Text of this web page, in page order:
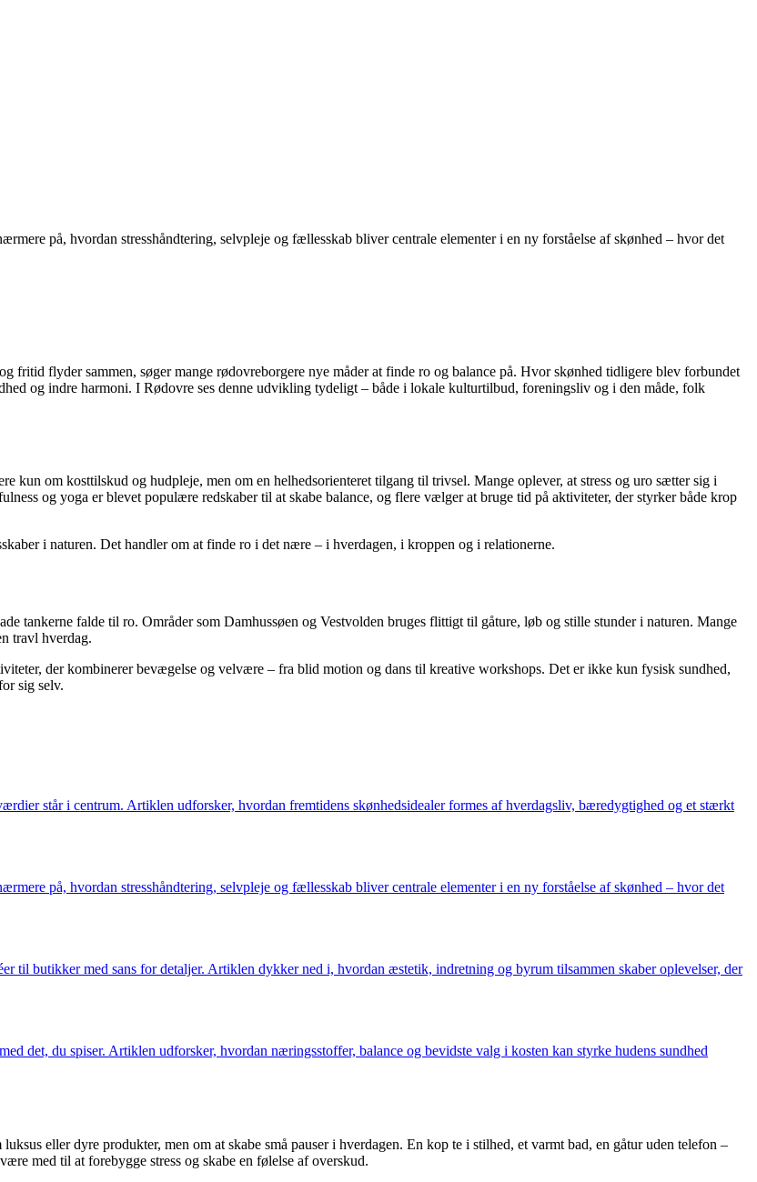
på, hvordan stresshåndtering, selvpleje og fællesskab bliver centrale elementer i en ny forståelse af skønhed – hvor det
fritid flyder sammen, søger mange rødovreborgere nye måder at finde ro og balance på. Hvor skønhed tidligere blev forbundet
og indre harmoni. I Rødovre ses denne udvikling tydeligt – både i lokale kulturtilbud, foreningsliv og i den måde, folk
kun om kosttilskud og hudpleje, men om en helhedsorienteret tilgang til trivsel. Mange oplever, at stress og uro sætter sig i
og yoga er blevet populære redskaber til at skabe balance, og flere vælger at bruge tid på aktiviteter, der styrker både krop
i naturen. Det handler om at finde ro i det nære – i hverdagen, i kroppen og i relationerne.
tankerne falde til ro. Områder som Damhussøen og Vestvolden bruges flittigt til gåture, løb og stille stunder i naturen. Mange
travl hverdag.
der kombinerer bevægelse og velvære – fra blid motion og dans til kreative workshops. Det er ikke kun fysisk sundhed,
sig selv.
står i centrum. Artiklen udforsker, hvordan fremtidens skønhedsidealer formes af hverdagsliv, bæredygtighed og et stærkt
på, hvordan stresshåndtering, selvpleje og fællesskab bliver centrale elementer i en ny forståelse af skønhed – hvor det
til butikker med sans for detaljer. Artiklen dykker ned i, hvordan æstetik, indretning og byrum tilsammen skaber oplevelser, der
det, du spiser. Artiklen udforsker, hvordan næringsstoffer, balance og bevidste valg i kosten kan styrke hudens sundhed
eller dyre produkter, men om at skabe små pauser i hverdagen. En kop te i stilhed, et varmt bad, en gåtur uden telefon –
med til at forebygge stress og skabe en følelse af overskud.